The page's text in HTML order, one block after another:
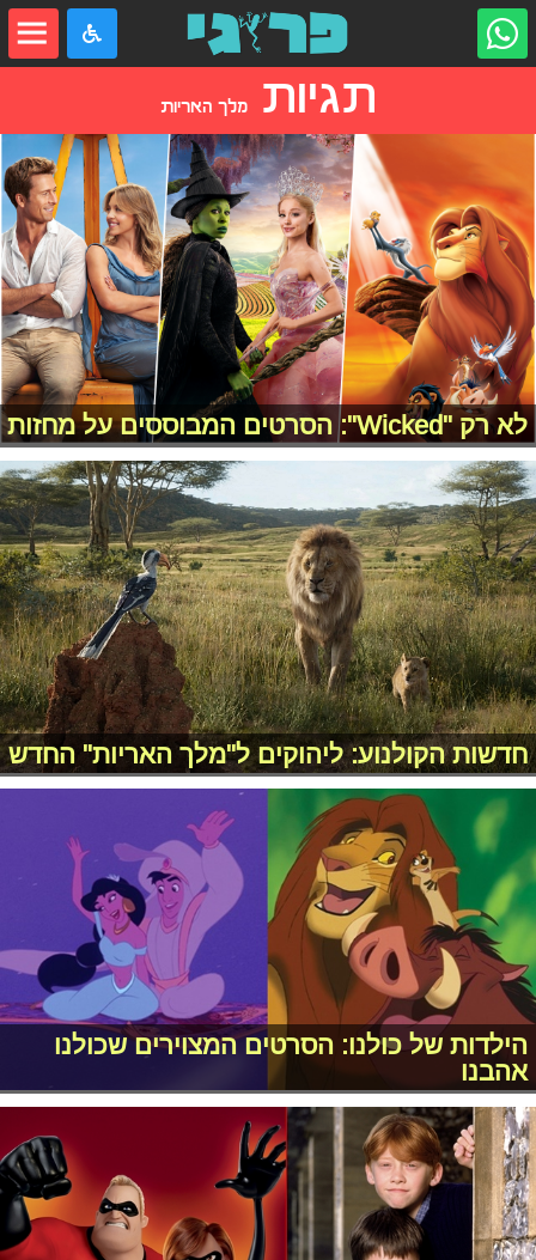
תגיותמלך האריות
לא רק "Wicked": הסרטים המבוססים על מחזות
חדשות הקולנוע: ליהוקים ל"מלך האריות" החדש
הילדות של כולנו: הסרטים המצוירים שכולנו
אהבנו